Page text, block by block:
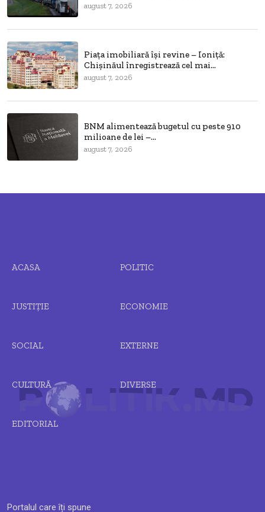
august 7, 2026
Piața imobiliară își revine – Ioniță:
Chișinăul înregistrează cel mai...
august 7, 2026
BNM alimentează bugetul cu peste 910
milioane de lei –...
august 7, 2026
Portalul care îți spune
ACASA POLITIC
JUSTIȚIE ECONOMIE
SOCIAL EXTERNE
CULTURĂ DIVERSE
EDITORIAL